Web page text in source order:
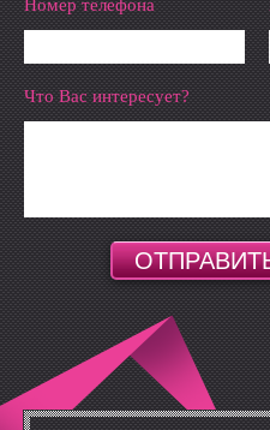
Номер телефона
Что Вас интересует?